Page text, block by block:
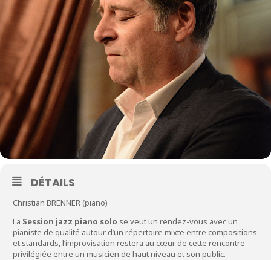
DÉTAILS
Christian BRENNER (piano)
La Session jazz piano solo se veut un rendez-vous avec un
pianiste de qualité autour d’un répertoire mixte entre compositions
et standards, l’improvisation restera au cœur de cette rencontre
privilégiée entre un musicien de haut niveau et son public.